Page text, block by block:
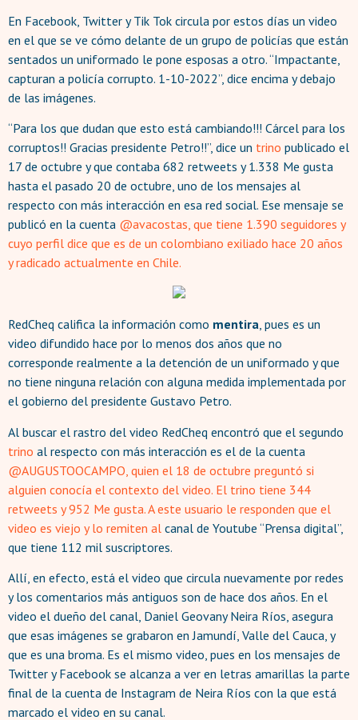
En Facebook, Twitter y Tik Tok circula por estos días un video
en el que se ve cómo delante de un grupo de policías que están
sentados un uniformado le pone esposas a otro. “Impactante,
capturan a policía corrupto. 1-10-2022”, dice encima y debajo
de las imágenes.
“Para los que dudan que esto está cambiando!!! Cárcel para los
corruptos!! Gracias presidente Petro!!”, dice un trino publicado el
17 de octubre y que contaba 682 retweets y 1.338 Me gusta
hasta el pasado 20 de octubre, uno de los mensajes al
respecto con más interacción en esa red social. Ese mensaje se
publicó en la cuenta @avacostas, que tiene 1.390 seguidores y
cuyo perfil dice que es de un colombiano exiliado hace 20 años
y radicado actualmente en Chile.
RedCheq califica la información como mentira, pues es un
video difundido hace por lo menos dos años que no
corresponde realmente a la detención de un uniformado y que
no tiene ninguna relación con alguna medida implementada por
el gobierno del presidente Gustavo Petro.
Al buscar el rastro del video RedCheq encontró que el segundo
trino al respecto con más interacción es el de la cuenta
@AUGUSTOOCAMPO, quien el 18 de octubre preguntó si
alguien conocía el contexto del video. El trino tiene 344
retweets y 952 Me gusta. A este usuario le responden que el
video es viejo y lo remiten al canal de Youtube “Prensa digital”,
que tiene 112 mil suscriptores.
Allí, en efecto, está el video que circula nuevamente por redes
y los comentarios más antiguos son de hace dos años. En el
video el dueño del canal, Daniel Geovany Neira Ríos, asegura
que esas imágenes se grabaron en Jamundí, Valle del Cauca, y
que es una broma. Es el mismo video, pues en los mensajes de
Twitter y Facebook se alcanza a ver en letras amarillas la parte
final de la cuenta de Instagram de Neira Ríos con la que está
marcado el video en su canal.